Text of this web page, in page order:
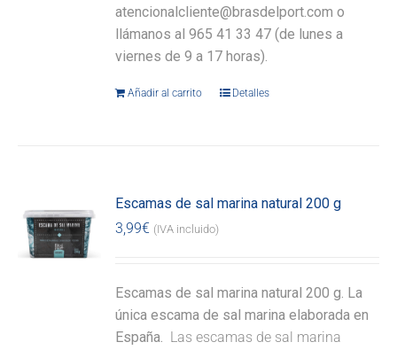
atencionalcliente@brasdelport.com o
llámanos al 965 41 33 47 (de lunes a
viernes de 9 a 17 horas).
Añadir al carrito Detalles
Escamas de sal marina natural 200 g
3,99€ (IVA incluido)
Escamas de sal marina natural 200 g. La
única escama de sal marina elaborada en
España. Las escamas de sal marina